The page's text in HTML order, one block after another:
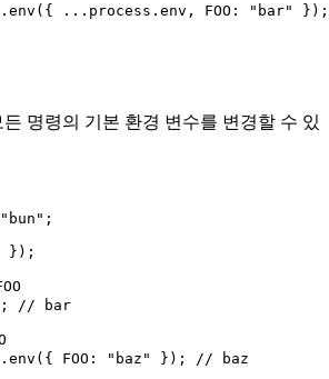
. env ({ ... process.env, FOO: "bar"
명령의 기본 환경 변수를 변경할 수 있
"bun" ;
});
; // bar
. env ({ FOO: "baz" }); // baz